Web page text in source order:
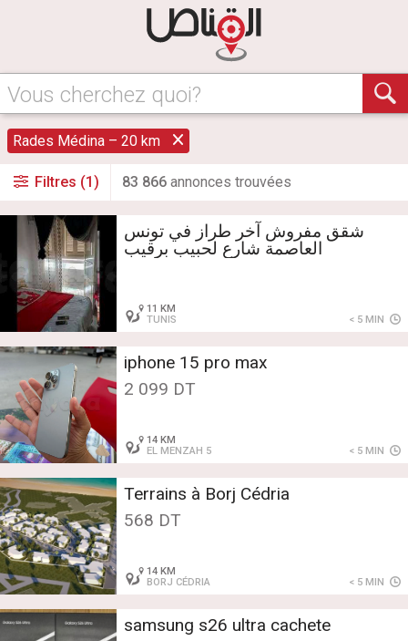
Vous cherchez quoi?
Rades Médina – 20 km
Filtres (1) 83 866 annonces trouvées
شقق مفروش آخر طراز في تونس
العاصمة شارع لحبيب برقيب
11 KM
TUNIS
< 5 MIN
iphone 15 pro max
2 099 DT
14 KM
EL MENZAH 5
< 5 MIN
Terrains à Borj Cédria
568 DT
14 KM
BORJ CÉDRIA
< 5 MIN
samsung s26 ultra cachete